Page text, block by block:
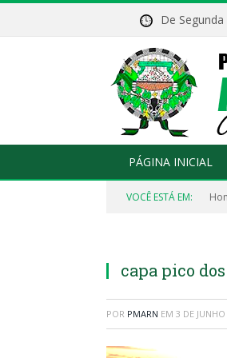
De
PÁGINA INICIAL
VOCÊ ESTÁ EM:
capa pico
POR PMARN EM 3 DE